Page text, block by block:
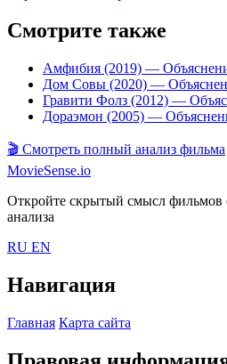
Смотрите также
Амфибия (2019) —
Дом Совы (2020) —
Гравити Фолз (2012) —
Дораэмон (2005) —
🎬 Смотреть полный анализ фильма
MovieSense.io
Откройте скрытый смысл фильмов
анализа
RU EN
Навигация
Главная Карта сайта